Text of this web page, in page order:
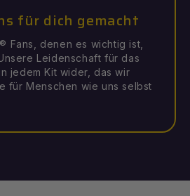
für dich gemacht
Fans, denen es wichtig ist,
Leidenschaft für das
jedem Kit wider, das wir
für Menschen wie uns selbst